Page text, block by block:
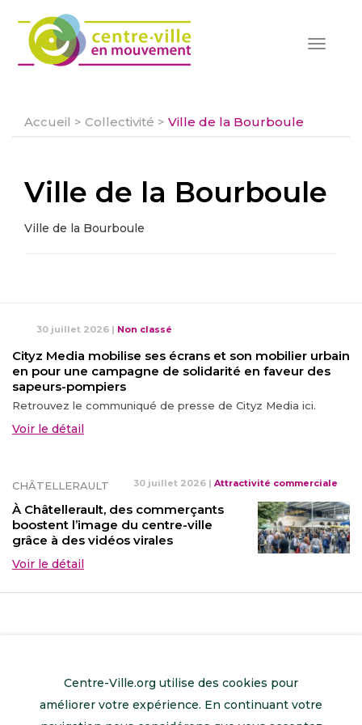
Toggle
Accueil > Collectivité > Ville de la Bourboule
Ville de la Bourboule
Ville de la Bourboule
30 juillet 2026 | Non classé
Cityz Media mobilise ses écrans et son mobilier urbain
en pour une campagne de solidarité en faveur des
sapeurs-pompiers
Retrouvez le communiqué de presse de Cityz Media ici.
Voir le détail
CHÂTELLERAULT 30 juillet 2026 | Attractivité commerciale
À Châtellerault, des commerçants
boostent l’image du centre-ville
grâce à des vidéos virales
Voir le détail
Centre-Ville.org utilise des cookies pour
améliorer votre expérience. En continuant votre